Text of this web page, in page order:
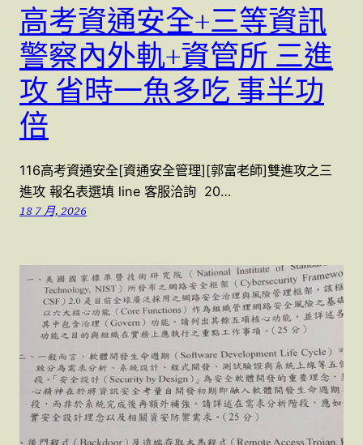
高考資通安全+三等資訊
警察內外軌+資管所 三進
攻 省時一魚多吃 事半功
倍
116高考資通安全[資通安全管理][郭富老師]雙進攻之三
進攻 報名表選填 line 客服洽詢 20…
18 7 月, 2026